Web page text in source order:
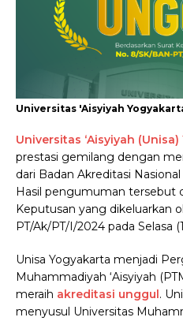
Universitas 'Aisyiyah
Universitas ‘Aisyiyah
prestasi gemilang dengan
dari Badan Akreditasi
Hasil pengumuman tersebut
Keputusan yang dikeluarkan
PT/Ak/PT/I/2024 pada Selasa
Unisa Yogyakarta menjadi
Muhammadiyah ‘Aisyiyah
meraih akreditasi unggul .
menyusul Universitas